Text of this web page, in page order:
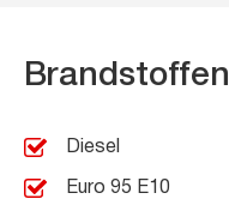
Brandstoffen
Diesel
Euro 95 E10